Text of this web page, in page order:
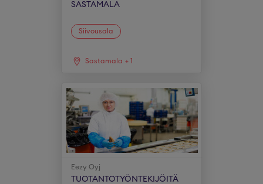
SASTAMALA
Siivousala
Sastamala + 1
Eezy Oyj
TUOTANTOTYÖNTEKIJÖITÄ